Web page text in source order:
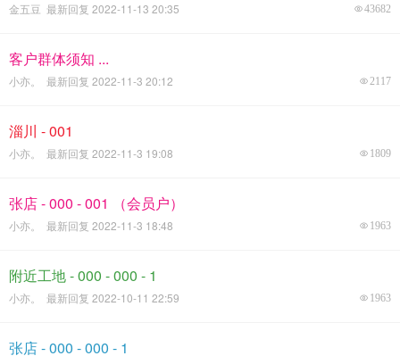
金五豆 最新回复 2022-11-13 20:35 43682
客户群体须知 ...
小亦。 最新回复 2022-11-3 20:12 2117
淄川 - 001
小亦。 最新回复 2022-11-3 19:08 1809
张店 - 000 - 001 （会员户）
小亦。 最新回复 2022-11-3 18:48 1963
附近工地 - 000 - 000 - 1
小亦。 最新回复 2022-10-11 22:59 1963
张店 - 000 - 000 - 1